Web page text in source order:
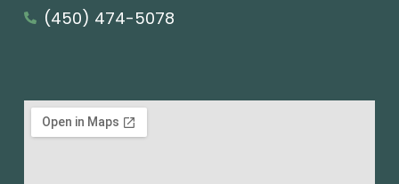
(450) 474-5078